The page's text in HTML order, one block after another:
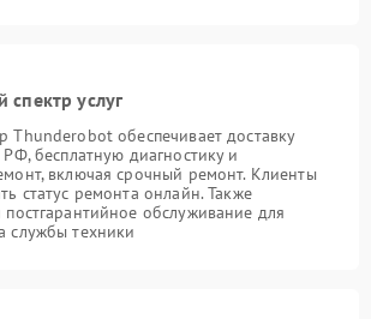
услуг
Thunderobot обеспечивает доставку
бесплатную диагностику и
включая срочный ремонт. Клиенты
статус ремонта онлайн. Также
постгарантийное обслуживание для
службы техники